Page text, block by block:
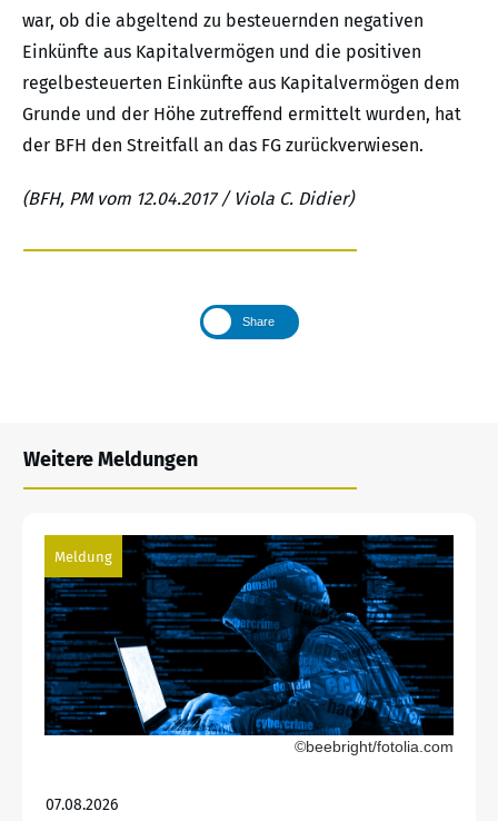
war, ob die abgeltend zu besteuernden negativen
Einkünfte aus Kapitalvermögen und die positiven
regelbesteuerten Einkünfte aus Kapitalvermögen dem
Grunde und der Höhe zutreffend ermittelt wurden, hat
der BFH den Streitfall an das FG zurückverwiesen.
(BFH, PM vom 12.04.2017 / Viola C. Didier)
Share
Weitere Meldungen
Meldung
©beebright/fotolia.com
07.08.2026